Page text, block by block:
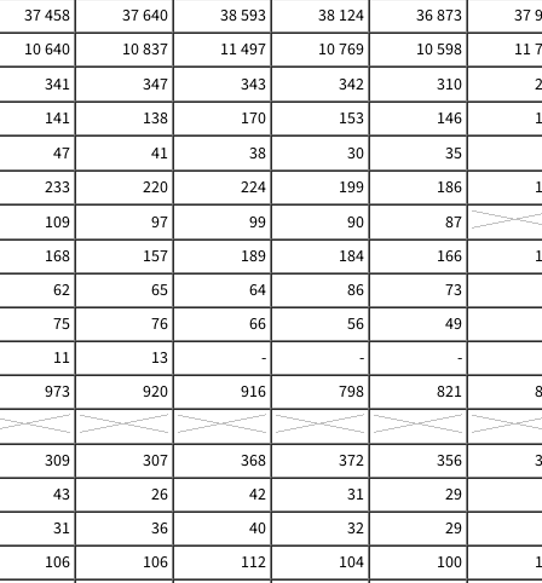
37 458 37 640 38 593 38 124 36 873
37
10 640 10 837 11 497 10 769 10 598
11
341 347 343 342 310
141 138 170 153 146
47 41 38 30
35
233 220 224 199 186
109 97 99 90
87
168 157 189 184 166
62 65 64 86
73
75 76 66 56
49
11 13 - -
-
973 920 916 798 821
309 307 368 372 356
43 26 42 31
29
31 36 40 32
29
106 106 112 104 100